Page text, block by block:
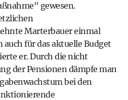
gewesen.
Marterbauer einmal
auch für das aktuelle Budget
er. Durch die nicht
der Pensionen dämpfe man
bei den